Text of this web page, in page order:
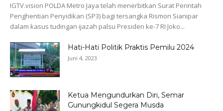
IGTV.vision POLDA Metro Jaya telah menerbitkan Surat Perintah
Penghentian Penyidikan (SP3) bagi tersangka Rismon Sianipar
dalam kasus tudingan ijazah palsu Presiden ke-7 RI Joko...
Hati-Hati Politik Praktis Pemilu 2024
Juni 4, 2023
Ketua Mengundurkan Diri, Semar
Gunungkidul Segera Musda